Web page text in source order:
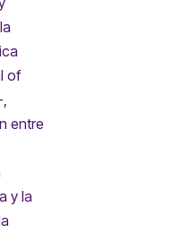
of
entre
y la